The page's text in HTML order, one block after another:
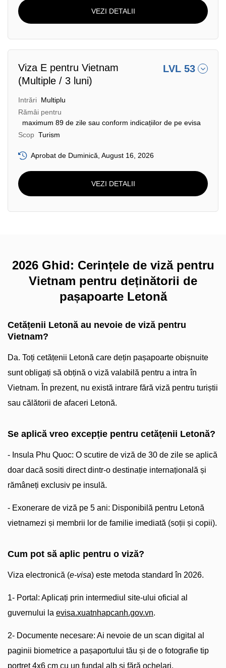
VEZI DETALII
Viza E pentru Vietnam
(Multiple / 3 luni)
LVL 53
Intrări Multiplu
Rămâi pentru
maximum 89 de zile sau conform indicațiilor de pe evisa
Scop Turism
Aprobat de Duminică, August 16, 2026
VEZI DETALII
2026 Ghid: Cerințele de viză pentru
Vietnam pentru deținătorii de
pașapoarte Letonă
Cetățenii Letonă au nevoie de viză pentru
Vietnam?
Da. Toți cetățenii Letonă care dețin pașapoarte obișnuite
sunt obligați să obțină o viză valabilă pentru a intra în
Vietnam. În prezent, nu există intrare fără viză pentru turiștii
sau călătorii de afaceri Letonă.
Se aplică vreo excepție pentru cetățenii Letonă?
- Insula Phu Quoc: O scutire de viză de 30 de zile se aplică
doar dacă sositi direct dintr-o destinație internațională și
rămâneți exclusiv pe insulă.
- Exonerare de viză pe 5 ani: Disponibilă pentru Letonă
vietnamezi și membrii lor de familie imediată (soții și copii).
Cum pot să aplic pentru o viză?
Viza electronică (e-visa) este metoda standard în 2026.
1- Portal: Aplicați prin intermediul site-ului oficial al
guvernului la evisa.xuatnhapcanh.gov.vn.
2- Documente necesare: Ai nevoie de un scan digital al
paginii biometrice a pașaportului tău și de o fotografie tip
portret 4x6 cm cu un fundal alb și fără ochelari.